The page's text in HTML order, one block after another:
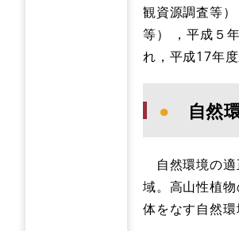
観資源調査等
等） ，平成５
れ，平成17年
● 自然
自然環境の適
域。高山性植
体をなす自然